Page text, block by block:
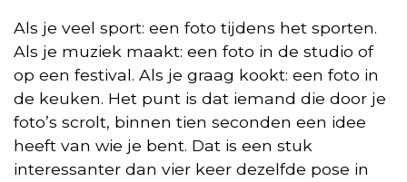
Als je veel sport: een foto tijdens het sporten.
Als je muziek maakt: een foto in de studio of
op een festival. Als je graag kookt: een foto in
de keuken. Het punt is dat iemand die door je
foto’s scrolt, binnen tien seconden een idee
heeft van wie je bent. Dat is een stuk
interessanter dan vier keer dezelfde pose in